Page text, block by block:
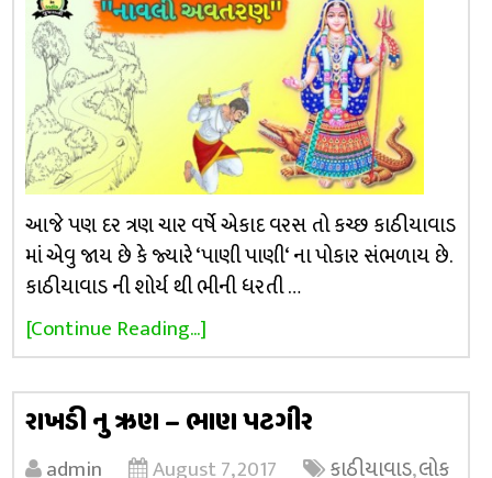
આજે પણ દર ત્રણ ચાર વર્ષે એકાદ વરસ તો કચ્છ કાઠીયાવાડ
માં એવુ જાય છે કે જ્યારે ‘પાણી પાણી‘ ના પોકાર સંભળાય છે.
કાઠીયાવાડ ની શોર્ય થી ભીની ધરતી …
[Continue Reading...]
રાખડી નુ ઋણ – ભાણ પટગીર
admin August 7, 2017 કાઠીયાવાડ,લોક